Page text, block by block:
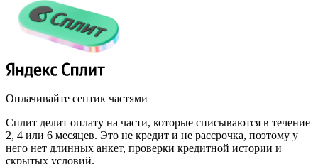
Оплачивайте септик частями
Сплит делит оплату на части, которые списываются в течение
2, 4 или 6 месяцев. Это не кредит и не рассрочка, поэтому у
него нет длинных анкет, проверки кредитной истории и
скрытых условий.